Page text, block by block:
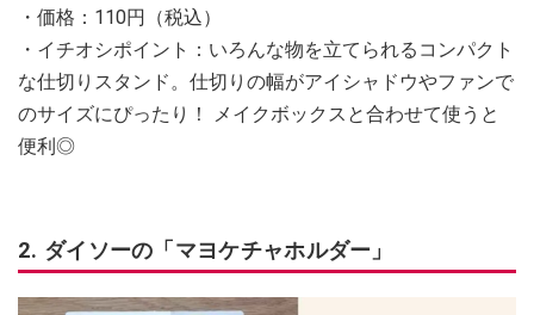
・価格：110円（税込）
・イチオシポイント：いろんな物を立てられるコンパクト
な仕切りスタンド。仕切りの幅がアイシャドウやファンで
のサイズにぴったり！ メイクボックスと合わせて使うと
便利◎
2. ダイソーの「マヨケチャホルダー」